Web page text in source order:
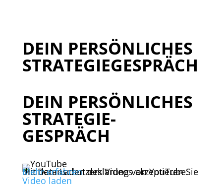
DEIN PERSÖNLICHES
STRATEGIEGESPRÄCH
DEIN PERSÖNLICHES
STRATEGIE-
GESPRÄCH
Mit dem Laden des Videos akzeptieren Sie die Datenschutzerklärung von YouTube.
Mehr erfahren
Video laden